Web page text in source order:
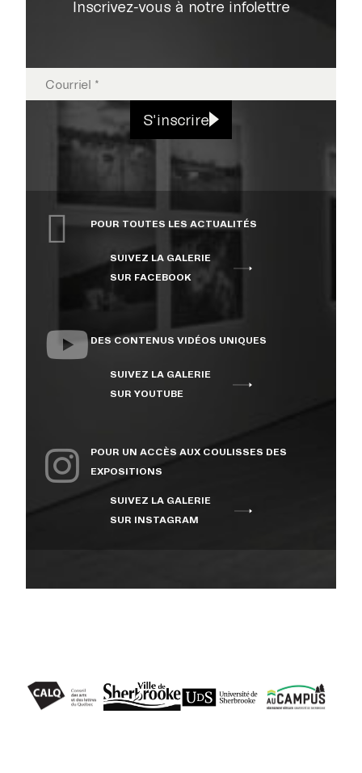
EXPOSITIONS
PUBLICATIONS
COLLECTION
ÉVÉNEMENTS ET
ACTIVITÉS
À PROPOS
NOUS JOINDRE
CENTRE CULTUREL DE
Inscrivez-vous à notre infolettre
S'inscrire
POUR TOUTES LES ACTUALITÉS
SUIVEZ LA GALERIE
SUR FACEBOOK
DES CONTENUS VIDÉOS UNIQUES
SUIVEZ LA GALERIE
SUR YOUTUBE
POUR UN ACCÈS AUX COULISSES DES
EXPOSITIONS
SUIVEZ LA GALERIE
SUR INSTAGRAM